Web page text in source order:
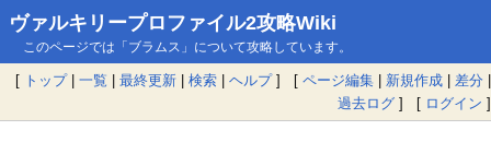
ヴァルキリープロファイル2攻略Wiki
このページでは「ブラムス」について攻略しています。
[ トップ| 一覧 | 最終更新 | 検索 | ヘルプ] [ ページ編集 | 新規作成 | 差分 |
過去ログ ] [ ログイン ]